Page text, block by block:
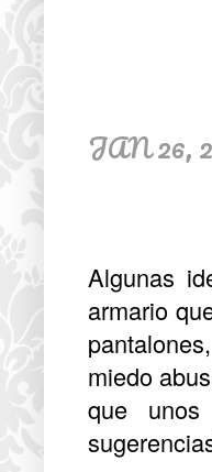
JAN 26,
Algunas
armario
miedo
que unos